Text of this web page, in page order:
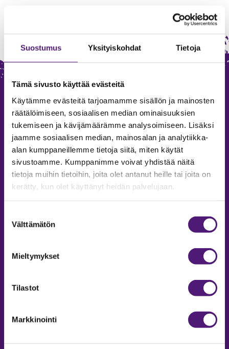
Suostumus Yksityiskohdat Tietoja
Tämä sivusto käyttää evästeitä
Käytämme evästeitä tarjoamamme sisällön ja mainosten
räätälöimiseen, sosiaalisen median ominaisuuksien
tukemiseen ja kävijämäärämme analysoimiseen. Lisäksi
jaamme sosiaalisen median, mainosalan ja analytiikka-
alan kumppaneillemme tietoja siitä, miten käytät
sivustoamme. Kumppanimme voivat yhdistää näitä
tietoja muihin tietoihin, joita olet antanut heille tai joita on
kerätty, kun olet käyttänyt heidän palvelujaan.
valinta
Välttämätön
Mieltymykset
Tilastot
Markkinointi
SAPPEE RESORT
Sappeenvuorentie 200
36450 Salmentaka, Pälkäne